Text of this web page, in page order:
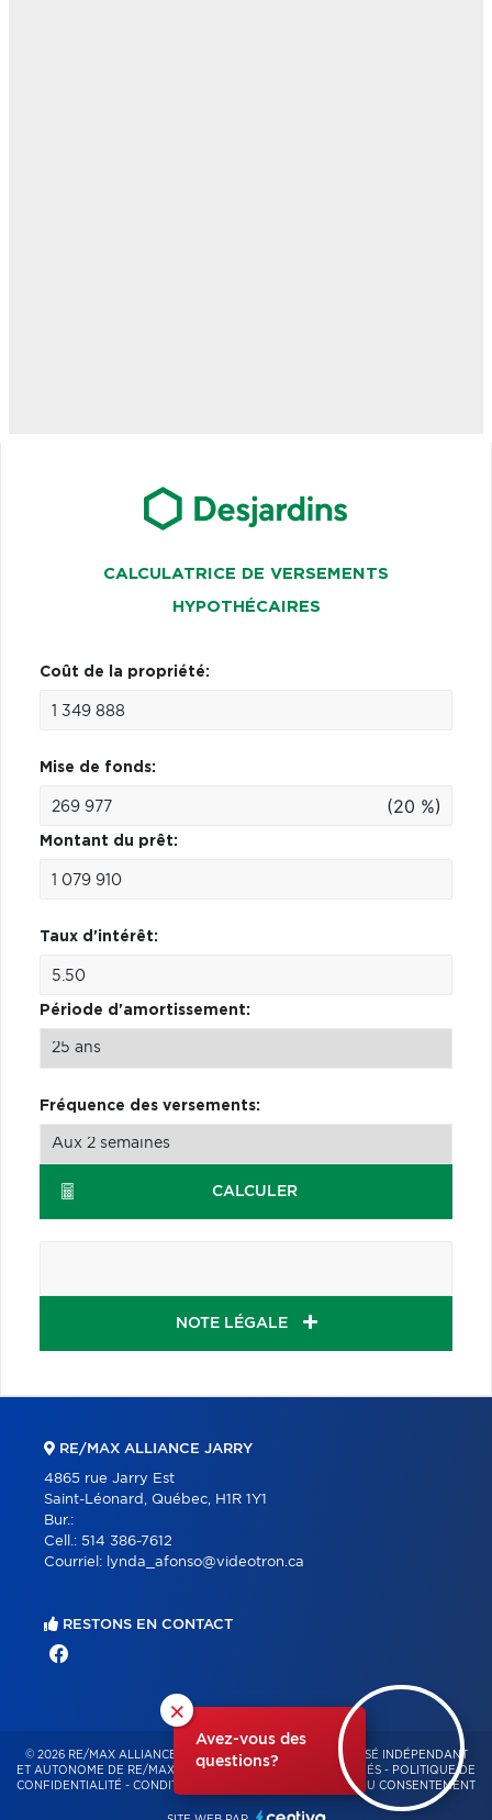
CALCULATRICE DE VERSEMENTS
HYPOTHÉCAIRES
Coût de la propriété:
Mise de fonds:
(20 %)
Montant du prêt:
Taux d'intérêt:
Période d'amortissement:
Fréquence des versements:
CALCULER
NOTE LÉGALE
×
Avez-vous des
questions?
RE/MAX ALLIANCE JARRY
4865 rue Jarry Est
Saint-Léonard, Québec, H1R 1Y1
Bur.:
Cell.: 514 386-7612
Courriel: lynda_afonso@videotron.ca
RESTONS EN CONTACT
© 2026 RE/MAX ALLIANCE & PRO-COMMERCIAL – FRANCHISÉ INDÉPENDANT
ET AUTONOME DE RE/MAX QUÉBEC – TOUS DROITS RÉSERVÉS - POLITIQUE DE
CONFIDENTIALITÉ - CONDITIONS D'UTILISATION GESTION DU CONSENTEMENT